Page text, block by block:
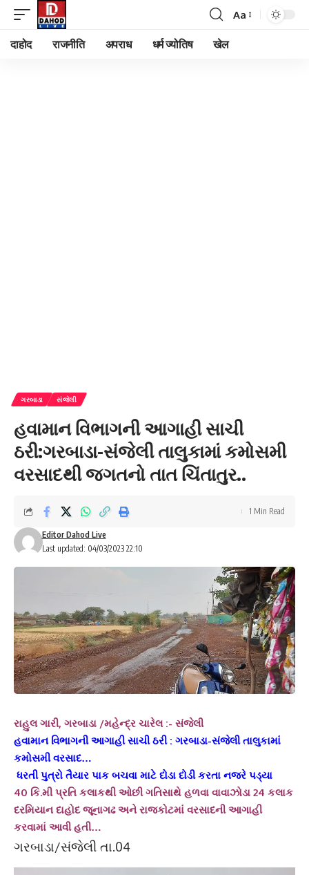
Font
Aa
दाहोद राजनीति अपराध धर्म ज्योतिष खेल
ગરબાડા સંજેલી
હવામાન વિભાગની આગાહી સાચી
ઠરી:ગરબાડા-સંજેલી તાલુકામાં કમોસમી
વરસાદથી જગતનો તાત ચિંતાતુર..
Last updated: 04/03/2023 22:10
Editor Dahod Live
1 Min Read
રાહુલ ગારી, ગરબાડા /મહેન્દ્ર ચારેલ :- સંજેલી
હવામાન વિભાગની આગાહી સાચી ઠરી : ગરબાડા-સંજેલી તાલુકામાં
કમોસમી વરસાદ…
ધરતી પુત્રો તૈયાર પાક બચવા માટે દોડા દોડી કરતા નજરે પડ્યા
40 કિ.મી પ્રતિ કલાકથી ઓછી ગતિસાથે હળવા વાવાઝોડા 24 કલાક
દરમિયાન દાહોદ જૂનાગઢ અને રાજકોટમાં વરસાદની આગાહી
કરવામાં આવી હતી…
ગરબાડા/સંજેલી તા.04